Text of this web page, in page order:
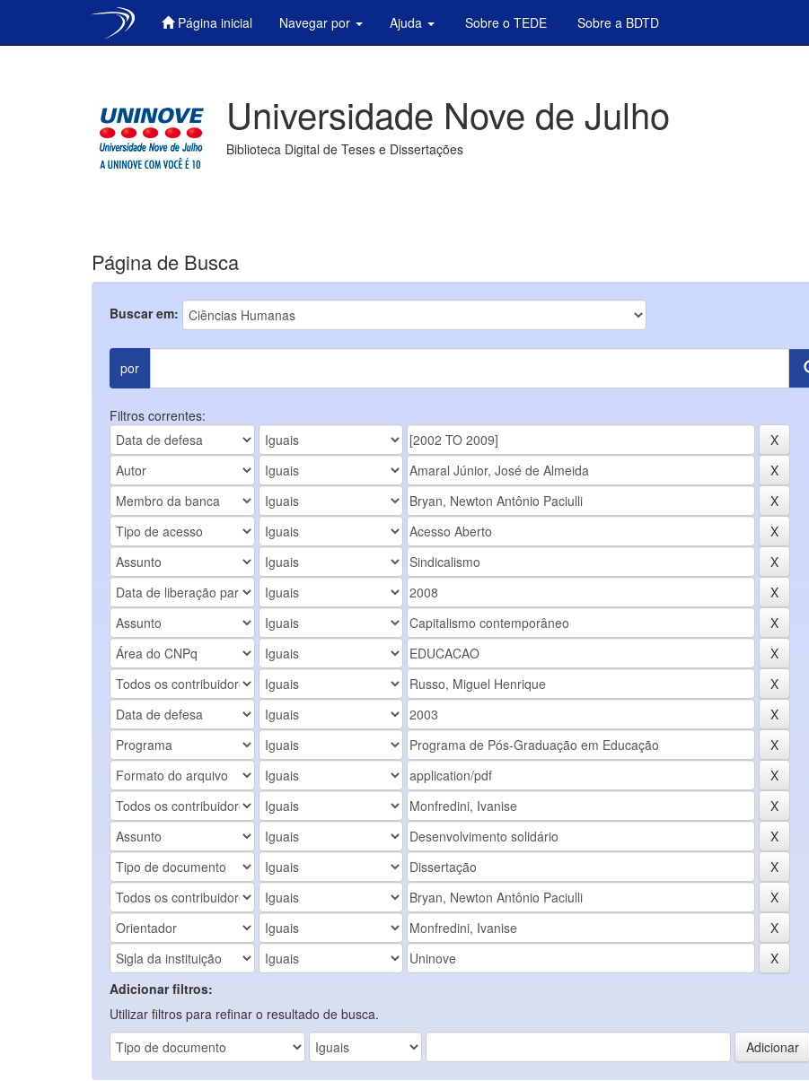
Página inicial Navegar por Ajuda Sobre o TEDE Sobre a BDTD
Universidade Nove de Julho
Biblioteca Digital de Teses e Dissertações
Página de Busca
Buscar em:
por
Filtros correntes:
Adicionar filtros:
Utilizar filtros para refinar o resultado de busca.